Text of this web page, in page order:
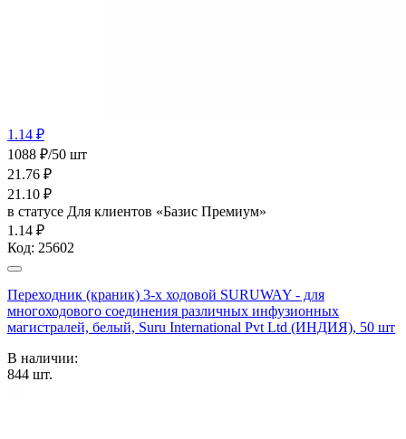
1.14 ₽
1088 ₽/50 шт
21.76 ₽
21.10 ₽
в статусе Для клиентов «Базис Премиум»
1.14 ₽
Код: 25602
Переходник (краник) 3-х ходовой SURUWAY - для
многоходового соединения различных инфузионных
магистралей, белый, Suru International Pvt Ltd (ИНДИЯ), 50 шт
В наличии:
844 шт.